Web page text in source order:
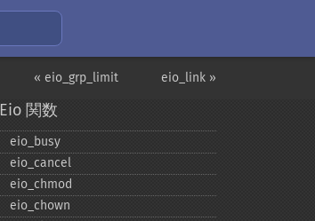
eio_link »
« eio_grp_limit
Eio 関数
eio_​busy
eio_​cancel
eio_​chmod
eio_​chown